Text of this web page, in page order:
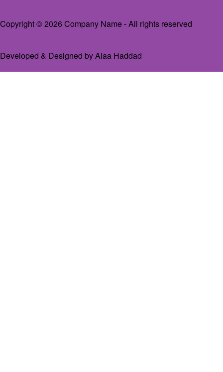
Copyright © 2026 Company Name - All rights reserved
Developed & Designed byAlaa Haddad